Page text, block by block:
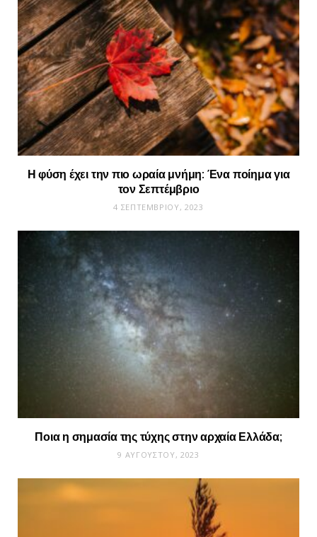
Η φύση έχει την πιο ωραία μνήμη: Ένα ποίημα για
τον Σεπτέμβριο
4 ΣΕΠΤΕΜΒΡΊΟΥ, 2023
Ποια η σημασία της τύχης στην αρχαία Ελλάδα;
9 ΑΥΓΟΎΣΤΟΥ, 2023